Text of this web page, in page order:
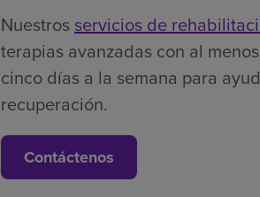
Nuestros servicios de
terapias avanzadas con al
cinco días a la semana para
recuperación.
Contáctenos